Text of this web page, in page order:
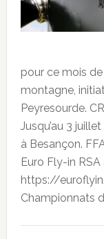
pour ce mois
montagne,
Peyresourde.
Jusqu’au 3
à Besançon.
Euro Fly-in
https://
Championnats